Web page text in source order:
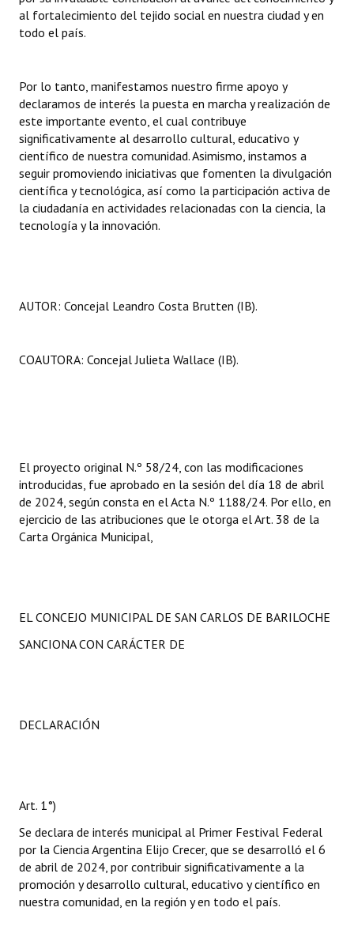
al fortalecimiento del tejido social en nuestra ciudad y en
todo el país.
Por lo tanto, manifestamos nuestro firme apoyo y
declaramos de interés la puesta en marcha y realización de
este importante evento, el cual contribuye
significativamente al desarrollo cultural, educativo y
científico de nuestra comunidad. Asimismo, instamos a
seguir promoviendo iniciativas que fomenten la divulgación
científica y tecnológica, así como la participación activa de
la ciudadanía en actividades relacionadas con la ciencia, la
tecnología y la innovación.
AUTOR: Concejal Leandro Costa Brutten (IB).
COAUTORA: Concejal Julieta Wallace (IB).
El proyecto original N.º 58/24, con las modificaciones
introducidas, fue aprobado en la sesión del día 18 de abril
de 2024, según consta en el Acta N.º 1188/24. Por ello, en
ejercicio de las atribuciones que le otorga el Art. 38 de la
Carta Orgánica Municipal,
EL CONCEJO MUNICIPAL DE SAN CARLOS DE BARILOCHE
SANCIONA CON CARÁCTER DE
DECLARACIÓN
Art. 1°)
Se declara de interés municipal al Primer Festival Federal
por la Ciencia Argentina Elijo Crecer, que se desarrolló el 6
de abril de 2024, por contribuir significativamente a la
promoción y desarrollo cultural, educativo y científico en
nuestra comunidad, en la región y en todo el país.